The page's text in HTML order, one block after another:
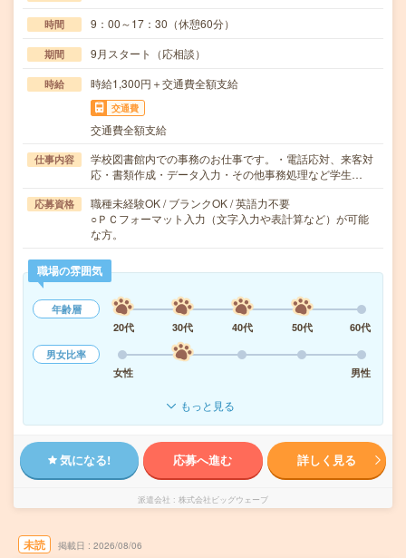
時間 9：00～17：30（休憩60分）
期間 9月スタート（応相談）
時給 時給1,300円＋交通費全額支給
交通費
交通費全額支給
仕事内容
学校図書館内での事務のお仕事です。・電話応対、来客対
応・書類作成・データ入力・その他事務処理など学生…
応募資格
職種未経験OK / ブランクOK / 英語力不要
○ＰＣフォーマット入力（文字入力や表計算など）が可能
な方。
職場の雰囲気
年齢層
20代
30代 40代 50代
60代
男女比率
女性
男性
もっと見る
気になる! 応募へ進む 詳しく見る
派遣会社 株式会社ビッグウェーブ
未読 掲載日 2026/08/06